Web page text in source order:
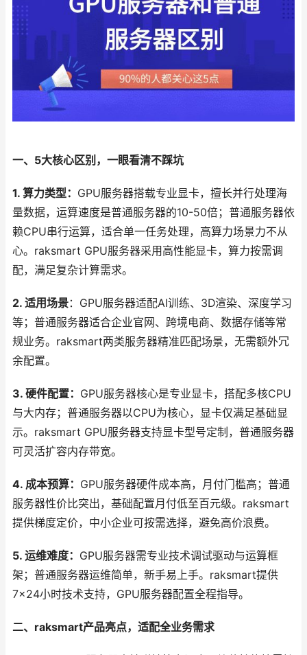
一、5大核心区别，一眼看清不踩坑
1. 算力类型： GPU服务器搭载专业显卡，擅长并行处理海
量数据，运算速度是普通服务器的10-50倍；普通服务器依
赖CPU串行运算，适合单一任务处理，高算力场景力不从
心。raksmart GPU服务器采用高性能显卡，算力按需调
配，满足复杂计算需求。
2. 适用场景：GPU服务器适配AI训练、3D渲染、深度学习
等；普通服务器适合企业官网、跨境电商、数据存储等常
规业务。raksmart两类服务器精准匹配场景，无需额外冗
余配置。
3. 硬件配置： GPU服务器核心是专业显卡，搭配多核CPU
与大内存；普通服务器以CPU为核心，显卡仅满足基础显
示。raksmart GPU服务器支持显卡型号定制，普通服务器
可灵活扩容内存带宽。
4. 成本预算： GPU服务器硬件成本高，月付门槛高；普通
服务器性价比突出，基础配置月付低至百元级。raksmart
提供梯度定价，中小企业可按需选择，避免高价浪费。
5. 运维难度： GPU服务器需专业技术调试驱动与运算框
架；普通服务器运维简单，新手易上手。raksmart提供
7×24小时技术支持，GPU服务器配置全程指导。
二、raksmart产品亮点，适配全业务需求